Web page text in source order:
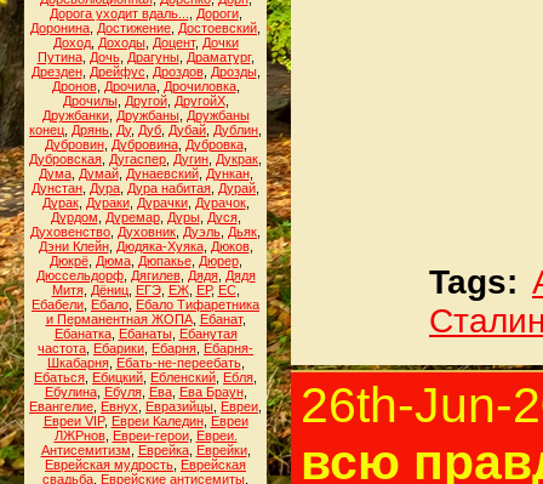
Дорога уходит вдаль...
Дороги,
Доронина Достижение Достоевский
Доход, Доходы, Доцент, Дочки
Путина, Дочь, Драгуны, Драматург,
Дрезден, Дрейфус Дроздов, Дрозды,
Дронов, Дрочила, Дрочиловка,
Дрочилы, Другой, ДругойХ,
Дружбанки, Дружбаны, Дружбаны
конец Дрянь Ду, Дуб Дубай Дублин
Дубровин, Дубровина, Дубровка,
Дубровская Дугаспер Дугин Дукрак
Дума, Думай, Дунаевский, Дункан,
Дунстан Дура Дура набитая Дурай
Дурак, Дураки, Дурачки, Дурачок,
Дурдом
Дуремар, Дуры, Дуся,
Духовенство Духовник Дуэль Дьяк
Дэни Клейн, Дюдяка-Хуяка, Дюков,
Дюкрё, Дюма, Дюпакье, Дюрер,
Дюссельдорф, Дягилев, Дядя, Дядя
Митя, Дёниц, ЕГЭ, ЕЖ, ЕР, ЕС,
Ебабели Ебало Ебало Тифаретника
и Перманентная ЖОПА, Ебанат,
Ебанатка, Ебанаты, Ебанутая
частота Ебарики Ебарня Ебарня-
Шкабарня, Ебать-не-переебать,
Ебаться Ебицкий Ебленский Ебля
Ебулина, Ебуля, Ева, Ева Браун,
Евангелие Евнух Евразийцы Евреи
Евреи VIP, Евреи Каледин, Евреи
ЛЖРнов, Евреи-герои, Евреи.
Антисемитизм
Еврейка, Еврейки,
Еврейская мудрость Еврейская
свадьба Еврейские антисемиты
Tags:
26th-Jun-
всю